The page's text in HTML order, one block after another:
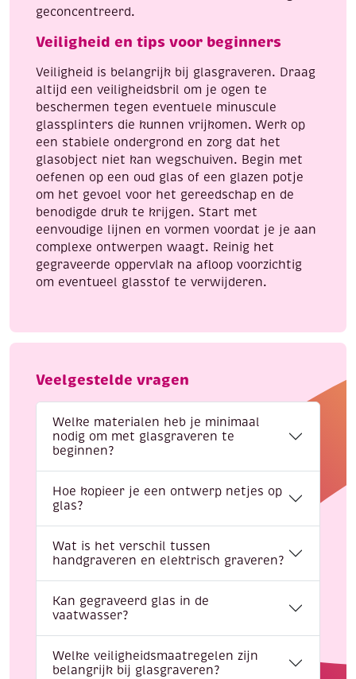
geconcentreerd.
Veiligheid en tips voor beginners
Veiligheid is belangrijk bij glasgraveren. Draag
altijd een veiligheidsbril om je ogen te
beschermen tegen eventuele minuscule
glassplinters die kunnen vrijkomen. Werk op
een stabiele ondergrond en zorg dat het
glasobject niet kan wegschuiven. Begin met
oefenen op een oud glas of een glazen potje
om het gevoel voor het gereedschap en de
benodigde druk te krijgen. Start met
eenvoudige lijnen en vormen voordat je je aan
complexe ontwerpen waagt. Reinig het
gegraveerde oppervlak na afloop voorzichtig
om eventueel glasstof te verwijderen.
Veelgestelde vragen
Welke materialen heb je minimaal
nodig om met glasgraveren te
beginnen?
Hoe kopieer je een ontwerp netjes op
glas?
Wat is het verschil tussen
handgraveren en elektrisch graveren?
Kan gegraveerd glas in de
vaatwasser?
Welke veiligheidsmaatregelen zijn
belangrijk bij glasgraveren?